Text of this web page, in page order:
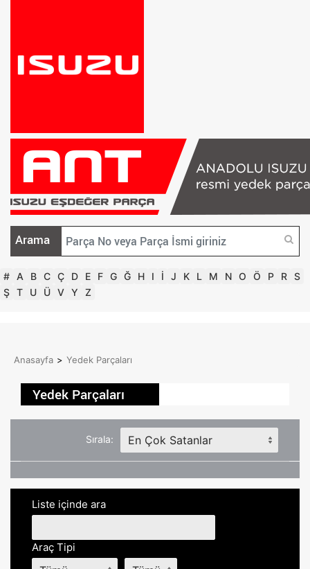
Arama
# A B C Ç D E F G Ğ H I İ J K L M N O Ö P R S
Ş T U Ü V Y Z
Anasayfa > Yedek Parçaları
Yedek Parçaları
Sırala:
Liste içinde ara
Araç Tipi